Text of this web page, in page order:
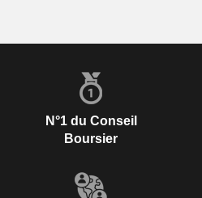
N°1 du Conseil
Boursier